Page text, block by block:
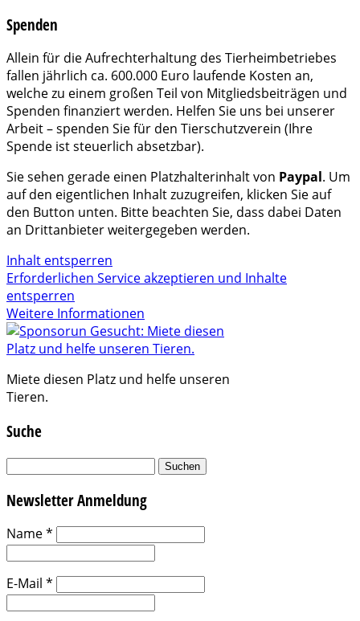
Spenden
Allein für die Aufrechterhaltung des Tierheimbetriebes
fallen jährlich ca. 600.000 Euro laufende Kosten an,
welche zu einem großen Teil von Mitgliedsbeiträgen und
Spenden finanziert werden. Helfen Sie uns bei unserer
Arbeit – spenden Sie für den Tierschutzverein (Ihre
Spende ist steuerlich absetzbar).
Sie sehen gerade einen Platzhalterinhalt von Paypal. Um
auf den eigentlichen Inhalt zuzugreifen, klicken Sie auf
den Button unten. Bitte beachten Sie, dass dabei Daten
an Drittanbieter weitergegeben werden.
Inhalt entsperren
Erforderlichen Service akzeptieren und Inhalte
entsperren
Weitere Informationen
Miete diesen Platz und helfe unseren
Tieren.
Suche
Suchen
Newsletter Anmeldung
Name*
E-Mail *